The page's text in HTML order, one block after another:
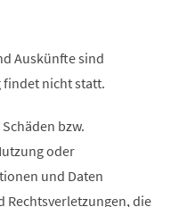
Auskünfte sind
findet nicht statt.
bzw.
oder
und Daten
Rechtsverletzungen, die